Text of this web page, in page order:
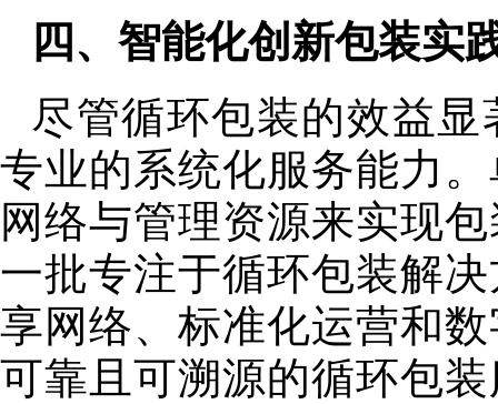
四、 智能化创新包装实
尽管循环包装的效益
专业的系统化服务能力
网络与管理资源来实现
一批专注于循环包装解
享网络、标准化运营和
可靠且可溯源的循环包